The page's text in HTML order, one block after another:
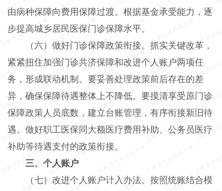
由病种保障向费用保障过渡。根据基金承受能力，逐
步提高城乡居民医保门诊保障水平。
（六）做好门诊保障政策衔接。抓实关键改革，
紧紧扭住加强门诊共济保障和改进个人账户两项任
务，形成联动机制。要妥善处理政策前后存在的差
异，确保保障待遇整体上不降低。要摸清享受原门诊
保障政策人员底数，建立台账管理，有序衔接新旧待
遇。做好职工医保同大额医疗费用补助、公务员医疗
补助等待遇支付的政策衔接。
三、个人账户
（七）改进个人账户计入办法。按照统账结合模